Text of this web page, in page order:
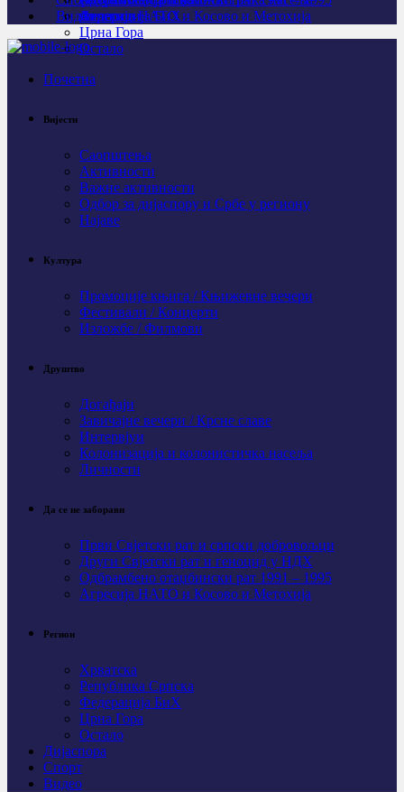
Личности
Агресија НАТО и Косово и Метохија
Федерација БиХ
Црна Гора
Остало
Видео
Почетна
Вијести
Саопштења
Активности
Важне активности
Одбор за дијаспору и Србе у региону
Најаве
Култура
Промоције књига / Књижевне вечери
Фестивали / Концерти
Изложбе / Филмови
Друштво
Догађаји
Завичајне вечери / Крсне славе
Интервјуи
Колонизација и колонистичка насеља
Личности
Да се не заборави
Први Свјeтски рат и српски добровољци
Други Свјетски рат и геноцид у НДХ
Одбрамбено отаџбински рат 1991 – 1995
Агресија НАТО и Косово и Метохија
Регион
Хрватска
Република Српска
Федерација БиХ
Црна Гора
Остало
Дијаспора
Спорт
Видео